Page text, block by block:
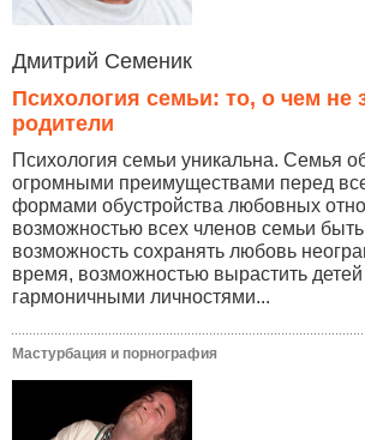
Дмитрий Семеник
Психология семьи: то, о чем не
родители
Психология семьи уникальна. Семья
огромными преимуществами перед
формами обустройства любовных
возможностью всех членов семьи
возможность сохранять любовь
время, возможностью вырастить
гармоничными личностями...
Мастурбация и порнография